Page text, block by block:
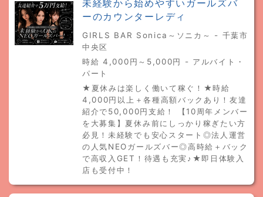
未経験から始めやすいガールズバ
ーのカウンターレディ
GIRLS BAR Sonica～ソニカ～ - 千葉市
中央区
時給 4,000円～5,000円 - アルバイト・
パート
★夏休みは楽しく働いて稼ぐ！★時給
4,000円以上＋各種高額バックあり！友達
紹介で50,000円支給！ 【10周年メンバー
を大募集】夏休み前にしっかり稼ぎたい方
必見！未経験でも安心スタート◎法人運営
の人気NEOガールズバー◎高時給＋バック
で高収入GET！待遇も充実♪★即日体験入
店も受付中！